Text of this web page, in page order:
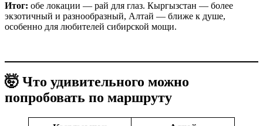
Итог: обе локации — рай для глаз. Кыргызстан — более
экзотичный и разнообразный, Алтай — ближе к душе,
особенно для любителей сибирской мощи.
🤯 Что удивительного можно
попробовать по маршруту